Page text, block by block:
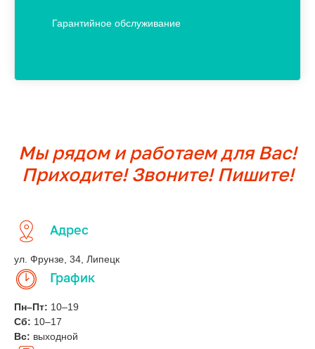
Гарантийное обслуживание
Мы рядом и работаем для Вас!
Приходите! Звоните! Пишите!
Адрес
ул. Фрунзе, 34, Липецк
График
Пн–Пт: 10–19
Сб: 10–17
Вс: выходной